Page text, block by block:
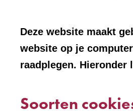
Deze website maakt
website op je
raadplegen. Hieronder
Soorten